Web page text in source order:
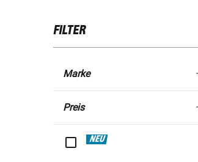
FILTER
Marke
Preis
NEU